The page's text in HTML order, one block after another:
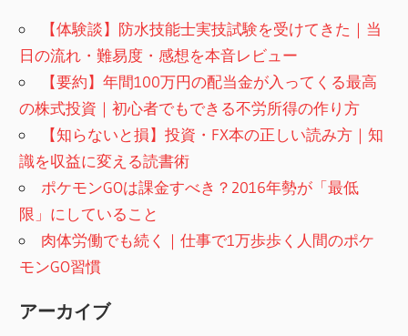
【体験談】防水技能士実技試験を受けてきた｜当
日の流れ・難易度・感想を本音レビュー
【要約】年間100万円の配当金が入ってくる最高
の株式投資｜初心者でもできる不労所得の作り方
【知らないと損】投資・FX本の正しい読み方｜知
識を収益に変える読書術
ポケモンGOは課金すべき？2016年勢が「最低
限」にしていること
肉体労働でも続く｜仕事で1万歩歩く人間のポケ
モンGO習慣
アーカイブ